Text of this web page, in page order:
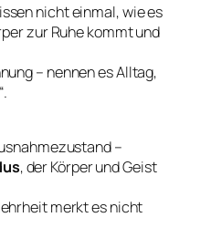
nicht einmal, wie es
zur Ruhe kommt und
– nennen es Alltag,
–
, der Körper und Geist
merkt es nicht